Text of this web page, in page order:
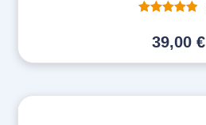
39,00€